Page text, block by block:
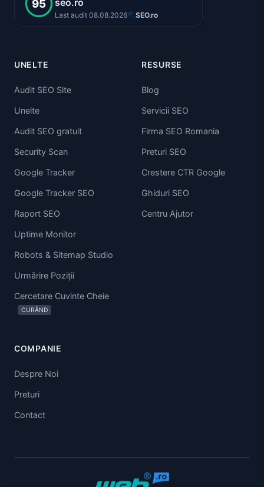
UNELTE
Audit SEO Site
Unelte
Audit SEO gratuit
Security Scan
Google Tracker
Google Tracker SEO
Raport SEO
Uptime Monitor
Robots & Sitemap Studio
Urmărire Poziții
Cercetare Cuvinte Cheie
CURÂND
RESURSE
Blog
Servicii SEO
Firma SEO Romania
Preturi SEO
Crestere CTR Google
Ghiduri SEO
Centru Ajutor
COMPANIE
Despre Noi
Preturi
Contact